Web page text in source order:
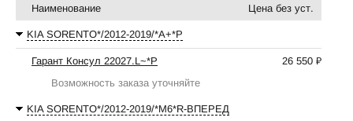
Наименование Цена без уст.
KIA SORENTO*/2012-2019/*А+*P
Гарант Консул 22027.L~*P
Возможность заказа уточняйте
26 550 ₽
KIA SORENTO*/2012-2019/*М6*R-ВПЕРЕД